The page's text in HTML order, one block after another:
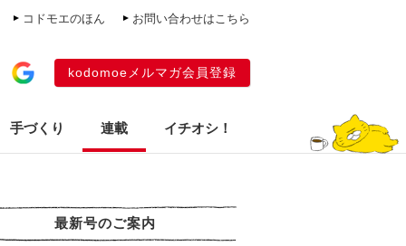
コドモエのほん お問い合わせはこちら
kodomoeメルマガ会員登録
手づくり 連載 イチオシ！
最新号のご案内